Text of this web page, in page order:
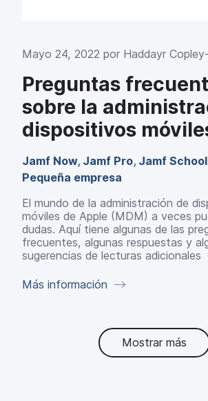
Mayo 24, 2022 por Haddayr
Preguntas
sobre la
dispositivos
Jamf Now, Jamf Pro, Jamf School
Pequeña empresa
El mundo de la administración de
móviles de Apple (MDM) a veces
dudas. Aquí tiene algunas de las
frecuentes, algunas respuestas y
sugerencias de lecturas adicionales
Más información
Mostrar más